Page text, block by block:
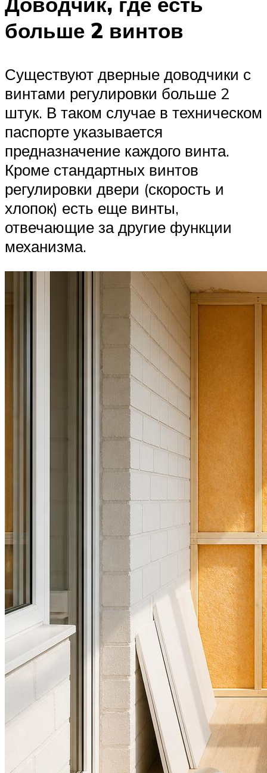
больше 2 винтов
Существуют дверные доводчики с
винтами регулировки больше 2
штук. В таком случае в техническом
паспорте указывается
предназначение каждого винта.
Кроме стандартных винтов
регулировки двери (скорость и
хлопок) есть еще винты,
отвечающие за другие функции
механизма.